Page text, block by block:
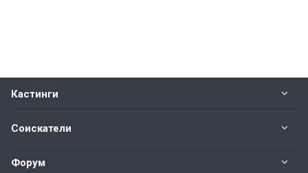
Кастинги
Соискатели
Форум